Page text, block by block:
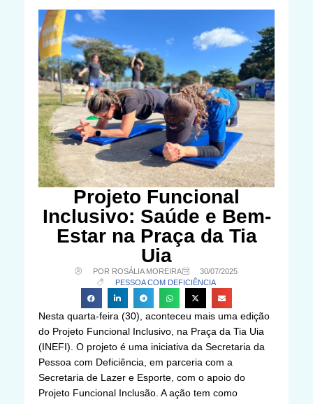
Projeto Funcional
Inclusivo: Saúde e Bem-
Estar na Praça da Tia
Uia
POR ROSÁLIA MOREIRA
30/07/2025
PESSOA COM DEFICIÊNCIA
Nesta quarta-feira (30), aconteceu mais uma edição
do Projeto Funcional Inclusivo, na Praça da Tia Uia
(INEFI). O projeto é uma iniciativa da Secretaria da
Pessoa com Deficiência, em parceria com a
Secretaria de Lazer e Esporte, com o apoio do
Projeto Funcional Inclusão. A ação tem como